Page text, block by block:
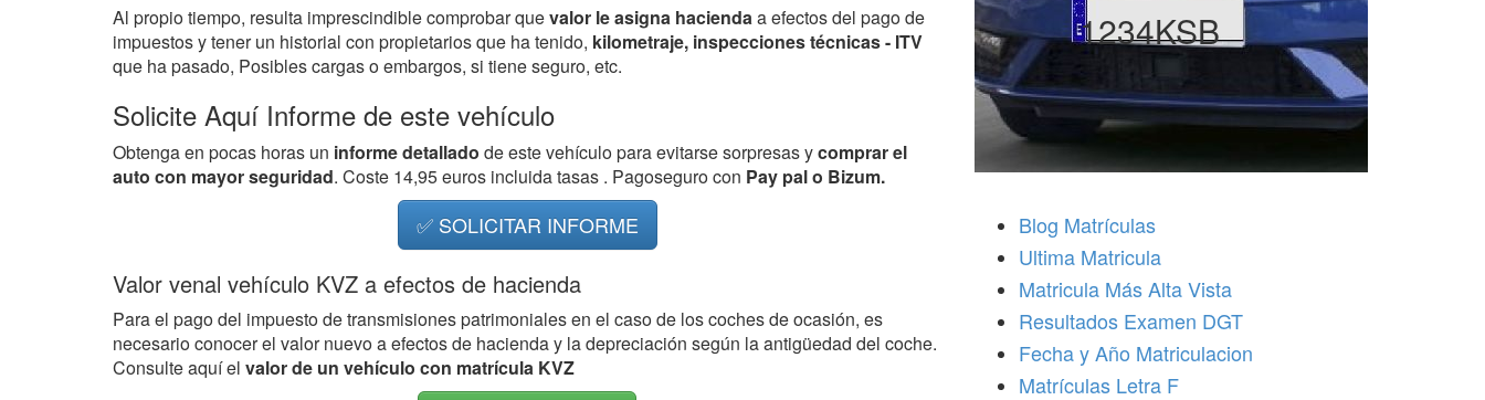
Al propio tiempo, resulta imprescindible comprobar quevalor le asigna haciendaa efectos del pago de
impuestos y tener un historial con propietarios que ha tenido, kilometraje, inspecciones técnicas - ITV
que ha pasado, Posibles cargas o embargos, si tiene seguro, etc.
Solicite Aquí Informe de este vehículo
Obtenga en pocas horas un informe detallado de este vehículo para evitarse sorpresas ycomprar el
auto con mayor seguridad. Coste 14,95 euros incluida tasas . Pagoseguro con Pay pal o Bizum.
✅ SOLICITAR INFORME
Valor venal vehículo KVZ a efectos de hacienda
Para el pago del impuesto de transmisiones patrimoniales en el caso de los coches de ocasión, es
necesario conocer el valor nuevo a efectos de hacienda y la depreciación según la antigüedad del coche.
Consulte aquí el valor de un vehículo con matrícula KVZ
1234KSB
Blog Matrículas
Ultima Matricula
Matricula Más Alta Vista
Resultados Examen DGT
Fecha y Año Matriculacion
Matrículas Letra F